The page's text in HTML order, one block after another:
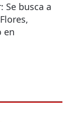
Se busca a
en